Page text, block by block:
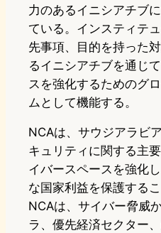
力のあるイニシアチブ
ている。インスティテ
先事項、目的を持った
るイニシアチブを通じ
スを強化するためのグ
ムとして機能する。
NCAは、サウジアラビ
キュリティに関する主
イバースペースを強化
な国家利益を保護する
NCAは、サイバー脅威
ラ、優先経済セクター